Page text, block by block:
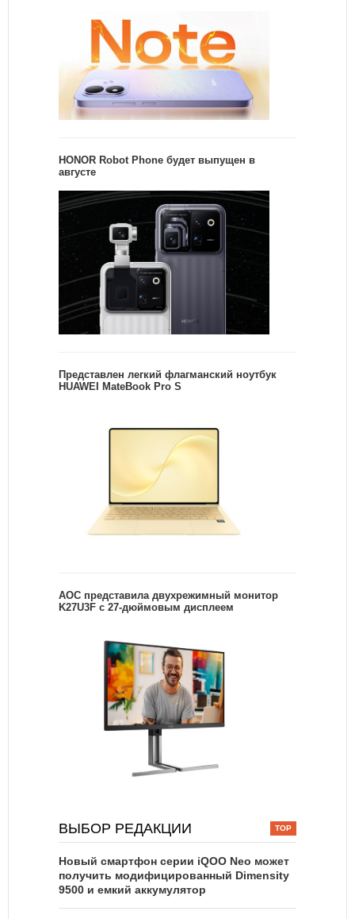
HONOR Robot Phone будет выпущен в
августе
Представлен легкий флагманский ноутбук
HUAWEI MateBook Pro S
AOC представила двухрежимный монитор
K27U3F с 27-дюймовым дисплеем
ВЫБОР РЕДАКЦИИ
Новый смартфон серии iQOO Neo может
получить модифицированный Dimensity
9500 и емкий аккумулятор